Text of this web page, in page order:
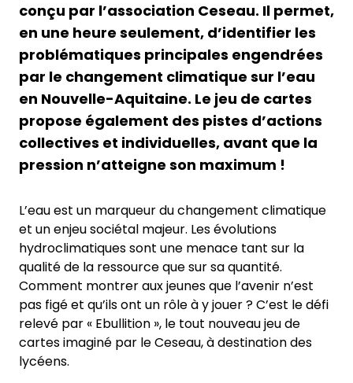
conçu par l’association Ceseau. Il permet,
en une heure seulement, d’identifier les
problématiques principales engendrées
par le changement climatique sur l’eau
en Nouvelle-Aquitaine. Le jeu de cartes
propose également des pistes d’actions
collectives et individuelles, avant que la
pression n’atteigne son maximum !
L’eau est un marqueur du changement climatique
et un enjeu sociétal majeur. Les évolutions
hydroclimatiques sont une menace tant sur la
qualité de la ressource que sur sa quantité.
Comment montrer aux jeunes que l’avenir n’est
pas figé et qu’ils ont un rôle à y jouer ? C’est le défi
relevé par « Ebullition », le tout nouveau jeu de
cartes imaginé par le Ceseau, à destination des
lycéens.